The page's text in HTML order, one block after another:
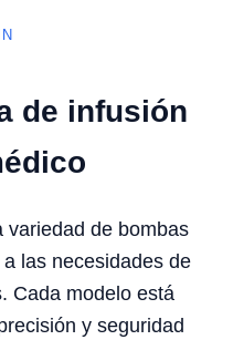
de infusión
variedad de bombas
las necesidades de
Cada modelo está
y seguridad